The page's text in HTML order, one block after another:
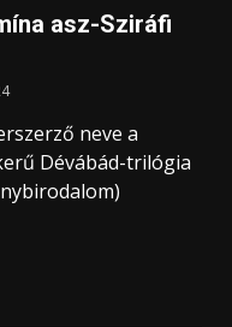
​asz-Sziráfi
neve a
Dévábád-trilógia